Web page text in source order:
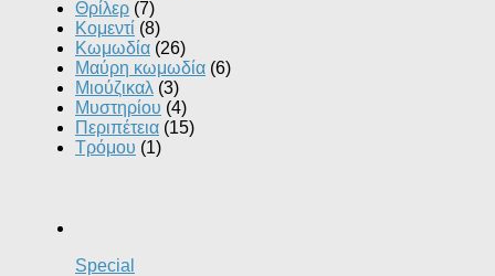
Θρίλερ (7)
Κομεντί (8)
Κωμωδία (26)
Μαύρη κωμωδία (6)
Μιούζικαλ (3)
Μυστηρίου (4)
Περιπέτεια (15)
Τρόμου (1)
Special